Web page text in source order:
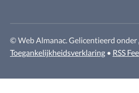
© Web Almanac. Gelicentieerd onder
Toegankelijkheidsverklaring • RSS